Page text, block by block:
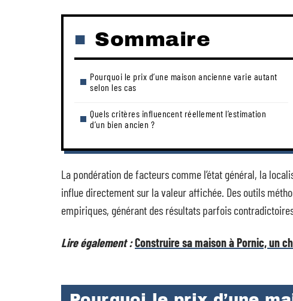
Sommaire
Pourquoi le prix d’une maison ancienne varie autant
selon les cas
Quels critères influencent réellement l’estimation
d’un bien ancien ?
La pondération de facteurs comme l’état général, la
influe directement sur la valeur affichée. Des outils
empiriques, générant des résultats parfois
Lire également :Construire sa maison à Pornic, un